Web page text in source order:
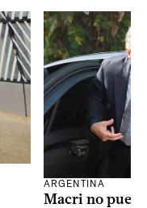
ARGENTINA
Macri no